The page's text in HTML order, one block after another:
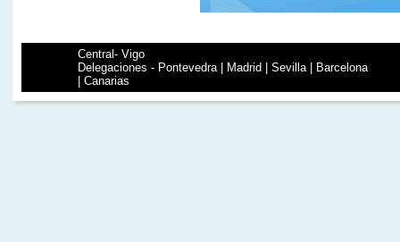
Central- Vigo
Delegaciones - Pontevedra | Madrid | Sevilla | Barcelona
| Canarias